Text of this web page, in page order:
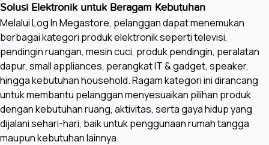
Solusi Elektronik untuk Beragam Kebutuhan
Melalui Log In Megastore, pelanggan dapat menemukan
berbagai kategori produk elektronik seperti televisi,
pendingin ruangan, mesin cuci, produk pendingin, peralatan
dapur, small appliances, perangkat IT & gadget, speaker,
hingga kebutuhan household. Ragam kategori ini dirancang
untuk membantu pelanggan menyesuaikan pilihan produk
dengan kebutuhan ruang, aktivitas, serta gaya hidup yang
dijalani sehari-hari, baik untuk penggunaan rumah tangga
maupun kebutuhan lainnya.